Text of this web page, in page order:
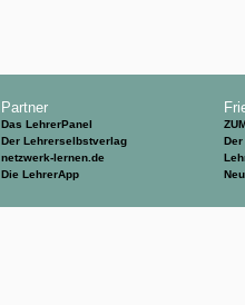
Partner
Das LehrerPanel
Der Lehrerselbstverlag
netzwerk-lernen.de
Die LehrerApp